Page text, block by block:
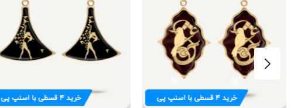
خرید۴قسطی با اسنپ پی خرید۴قسطی با اسنپ پی